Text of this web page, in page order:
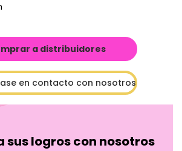
a distribuidores
en contacto con nosotros
sus logros con nosotros